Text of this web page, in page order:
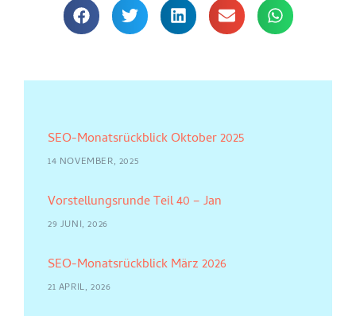
SEO-Monatsrückblick Oktober 2025
14 NOVEMBER, 2025
Vorstellungsrunde Teil 40 – Jan
29 JUNI, 2026
SEO-Monatsrückblick März 2026
21 APRIL, 2026